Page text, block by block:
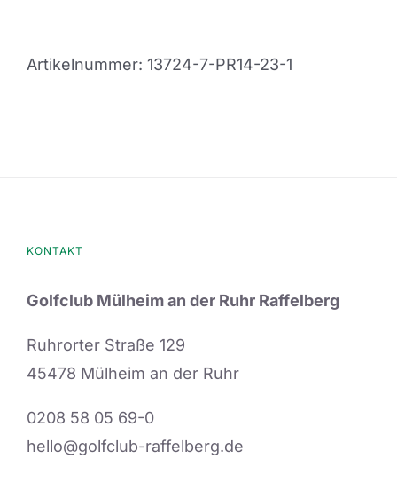
Menge
Artikelnummer: 13724-7-PR14-23-1
KONTAKT
Golfclub Mülheim an der Ruhr Raffelberg
Ruhrorter Straße 129
45478 Mülheim an der Ruhr
0208 58 05 69-0
hello@golfclub-raffelberg.de